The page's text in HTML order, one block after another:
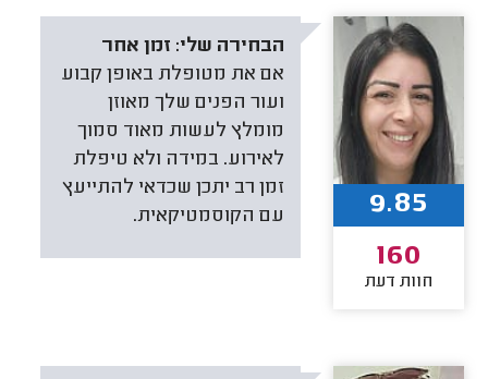
הבחירה שלי: זמן אחר
אם את מטופלת באופן קבוע
ועור הפנים שלך מאוזן
מומלץ לעשות מאוד סמוך
לאירוע. במידה ולא טיפלת
זמן רב יתכן שכדאי להתייעץ
עם הקוסמטיקאית.
9.85
160
חוות דעת